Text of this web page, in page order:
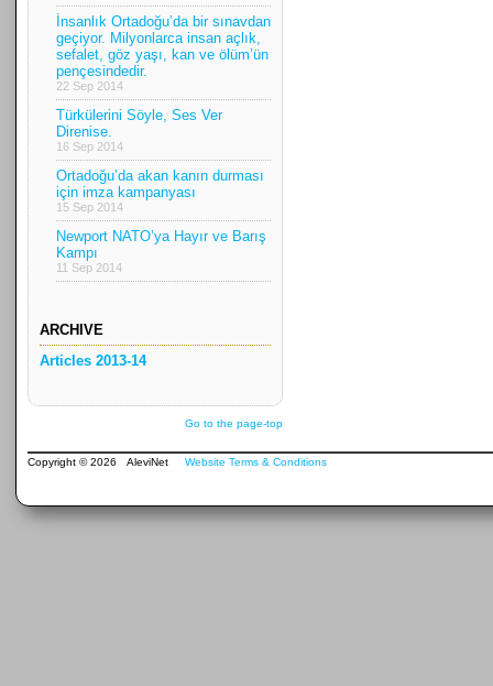
İnsanlık Ortadoğu’da bir sınavdan
geçiyor. Milyonlarca insan açlık,
sefalet, göz yaşı, kan ve ölüm’ün
pençesindedir.
22 Sep 2014
Türkülerini Söyle, Ses Ver
Direnise.
16 Sep 2014
Ortadoğu’da akan kanın durması
için imza kampanyası
15 Sep 2014
Newport NATO’ya Hayır ve Barış
Kampı
11 Sep 2014
ARCHIVE
Articles 2013-14
Go to the page-top
Copyright © 2026 AleviNet Website Terms & Conditions